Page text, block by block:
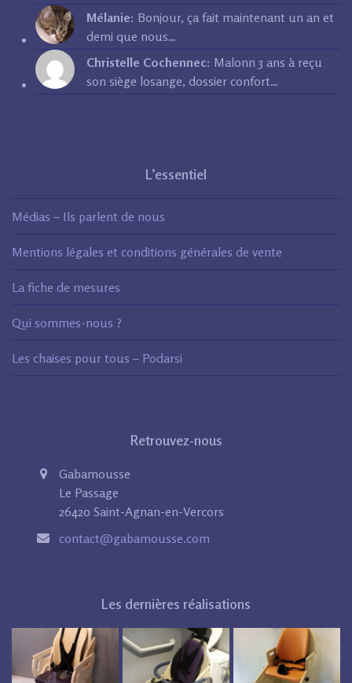
Mélanie: Bonjour, ça fait maintenant un an et
demi que nous…
Christelle Cochennec: Malonn 3 ans à reçu
son siège losange, dossier confort…
L’essentiel
Médias – Ils parlent de nous
Mentions légales et conditions générales de vente
La fiche de mesures
Qui sommes-nous ?
Les chaises pour tous – Podarsi
Retrouvez-nous
Gabamousse
Le Passage
26420 Saint-Agnan-en-Vercors
contact@gabamousse.com
Les dernières réalisations